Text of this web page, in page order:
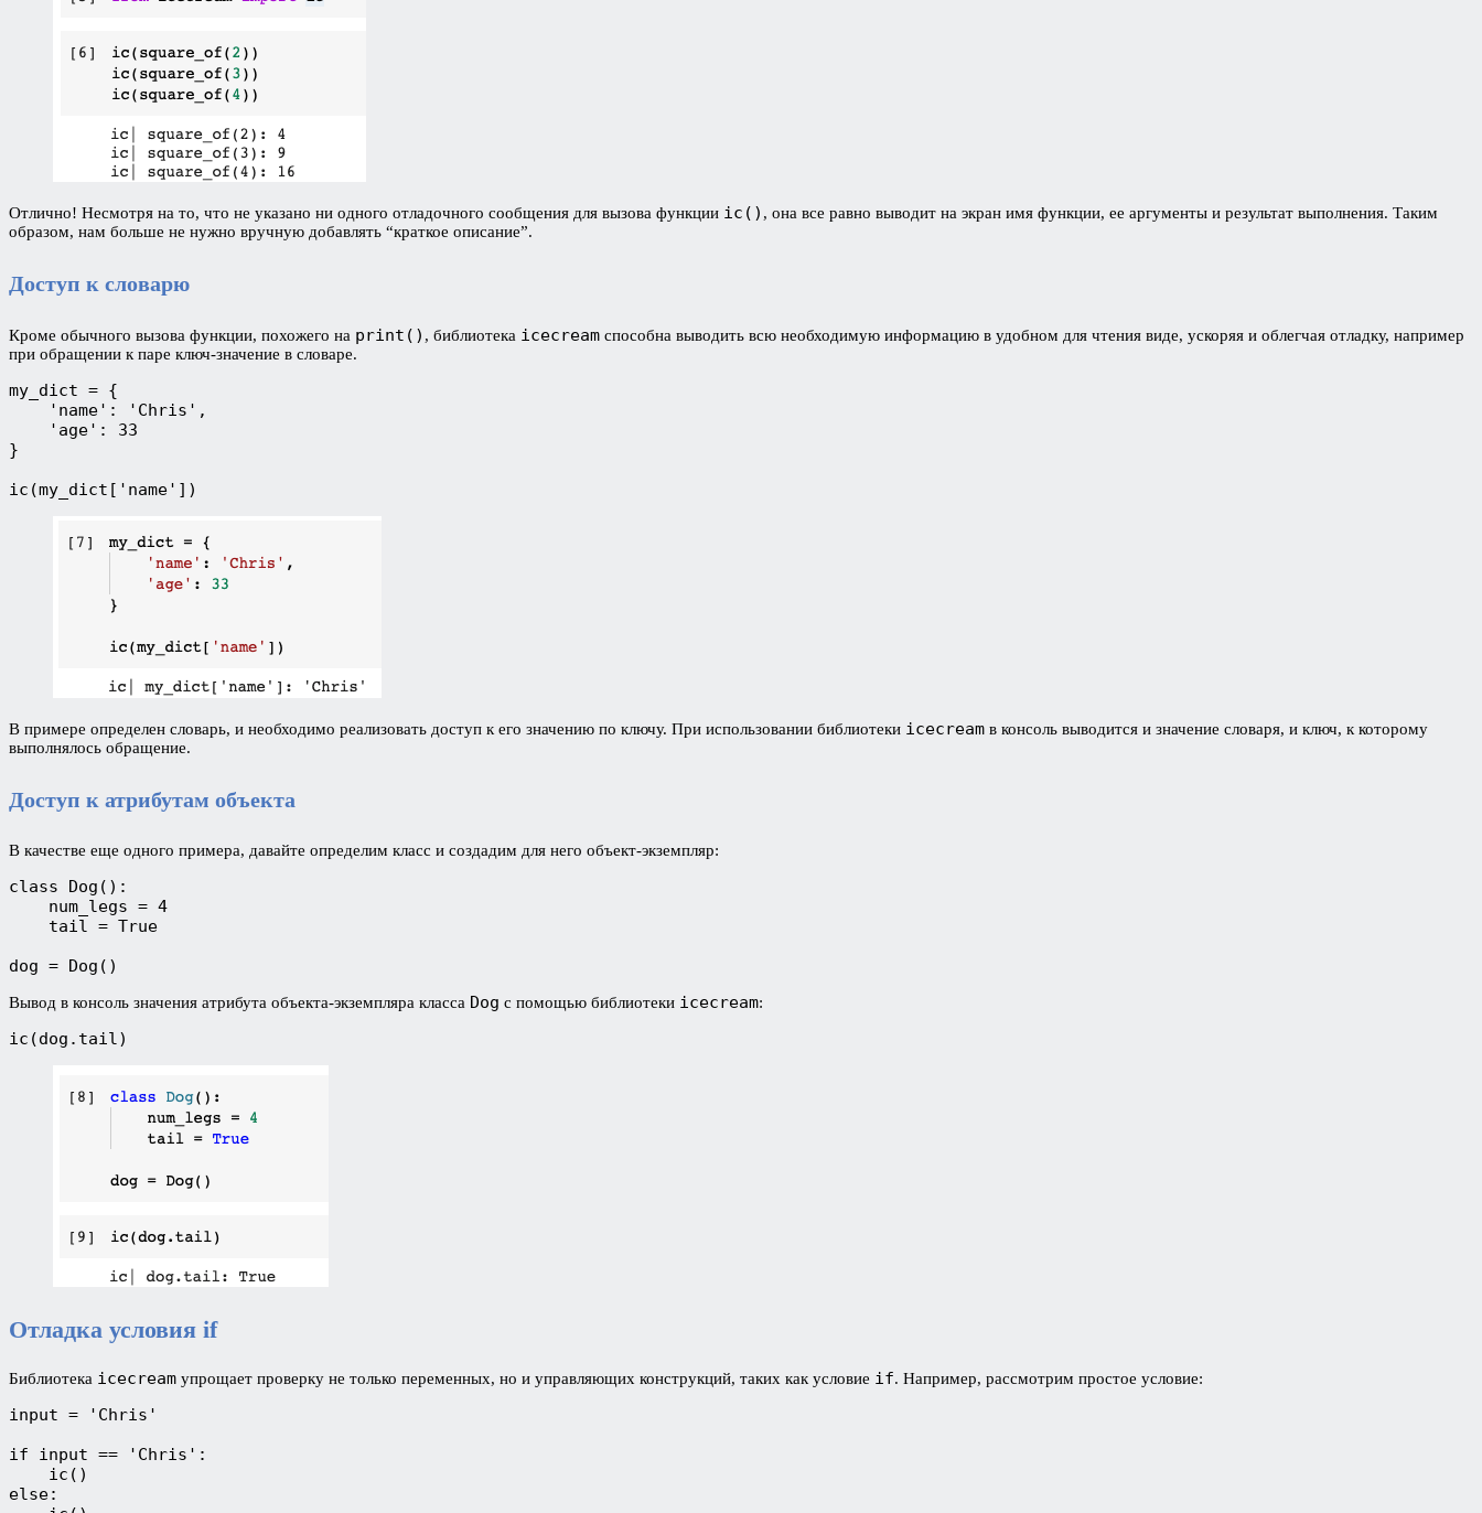
Отлично! Несмотря на то, что не указано ни одного отладочного сообщения для вызова функции ic() , она все равно выводит на экран имя функции, ее аргументы и результат выполнения. Таким
образом, нам больше не нужно вручную добавлять “краткое описание”.
Доступ к словарю
Кроме обычного вызова функции, похожего на print() , библиотека icecream способна выводить всю необходимую информацию в удобном для чтения виде, ускоряя и облегчая отладку, например
при обращении к паре ключ-значение в словаре.
my_dict = {
    'name': 'Chris',
    'age': 33
}
ic(my_dict['name'])
В примере определен словарь, и необходимо реализовать доступ к его значению по ключу. При использовании библиотеки icecream в консоль выводится и значение словаря, и ключ, к которому
выполнялось обращение.
Доступ к атрибутам объекта
В качестве еще одного примера, давайте определим класс и создадим для него объект-экземпляр:
class Dog():
    num_legs = 4
    tail = True
dog = Dog()
Вывод в консоль значения атрибута объекта-экземпляра класса Dog с помощью библиотеки icecream:
ic(dog.tail)
Отладка условия if
Библиотека icecream упрощает проверку не только переменных, но и управляющих конструкций, таких как условие if. Например, рассмотрим простое условие:
input = 'Chris'
if input == 'Chris':
    ic()
else: